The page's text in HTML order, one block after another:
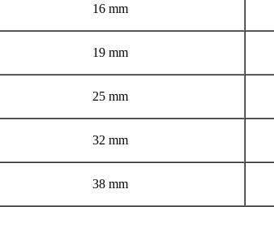
16 mm
19 mm
25 mm
32 mm
38 mm